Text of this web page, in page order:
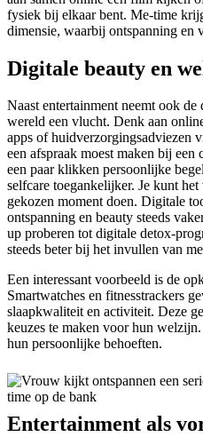
fysiek bij elkaar bent. Me-time
dimensie, waarbij ontspanning en
Digitale beauty en
Naast entertainment neemt ook
wereld een vlucht. Denk aan
apps of huidverzorgingsadviezen
een afspraak moest maken bij
een paar klikken persoonlijke
selfcare toegankelijker. Je kunt
gekozen moment doen. Digitale
ontspanning en beauty steeds
up proberen tot digitale detox-
steeds beter bij het invullen van
Een interessant voorbeeld is de
Smartwatches en fitnesstrackers
slaapkwaliteit en activiteit. Deze
keuzes te maken voor hun
hun persoonlijke behoeften.
Entertainment als